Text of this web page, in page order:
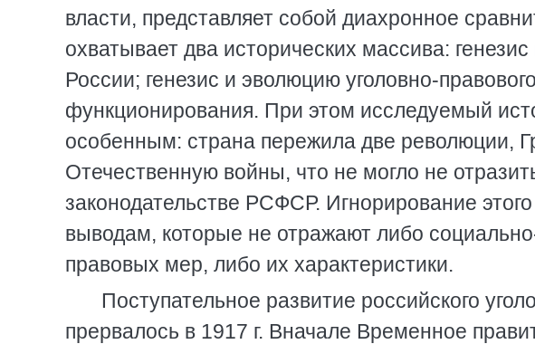
власти, представляет собой диахронное
охватывает два исторических массива:
России; генезис и эволюцию уголовно-
функционирования. При этом исследуемый
особенным: страна пережила две революции,
Отечественную войны, что не могло не
законодательстве РСФСР. Игнорирование
выводам, которые не отражают либо
правовых мер, либо их характеристики.
Поступательное развитие российского
прервалось в 1917 г. Вначале Временное